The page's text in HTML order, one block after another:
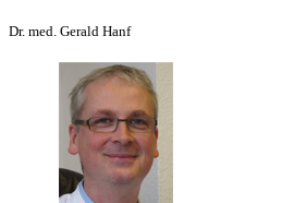
Dr. med. Gerald Hanf